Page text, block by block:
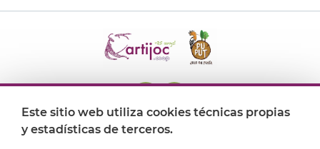
Dónde encontrarnos
Este sitio web utiliza cookies técnicas propias
y estadísticas de terceros.